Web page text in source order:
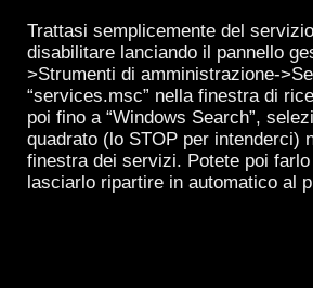
Trattasi semplicemente del
disabilitare lanciando il pannello
>Strumenti di amministrazione-
“services.msc” nella finestra di
poi fino a “Windows Search”,
quadrato (lo STOP per intenderci)
finestra dei servizi. Potete poi
lasciarlo ripartire in automatico al